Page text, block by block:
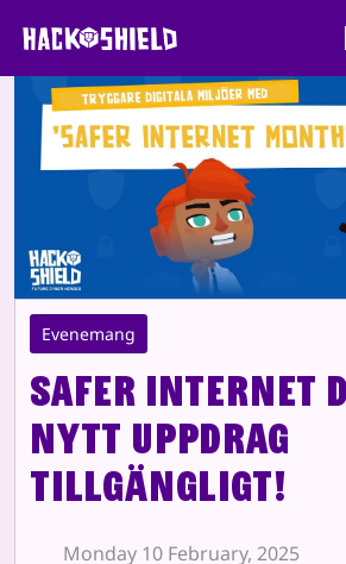
Evenemang
Safer Internet
Nytt uppdrag
tillgängligt!
Monday 10 February, 2025